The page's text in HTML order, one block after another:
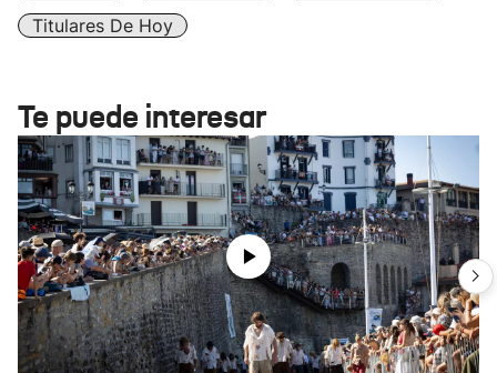
Titulares De Hoy
Te puede interesar